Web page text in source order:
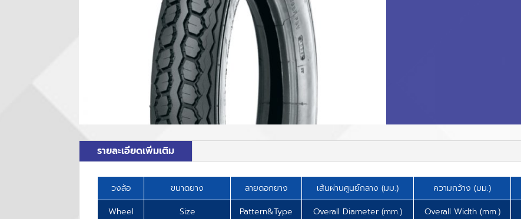
รายละเอียดเพิ่มเติม
วงล้อ ขนาดยาง ลายดอกยาง เส้นผ่านศูนย์กลาง (มม.) ความกว้าง (มม.)
Wheel
Size Pattern&Type Overall Diameter (mm.) Overall Width (mm.)